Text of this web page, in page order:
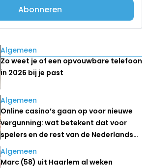
Abonneren
Algemeen
Zo weet je of een opvouwbare telefoon
in 2026 bij je past
Algemeen
Online casino’s gaan op voor nieuwe
vergunning: wat betekent dat voor
spelers en de rest van de Nederlandse
kansspelmarkt?
Algemeen
Marc (58) uit Haarlem al weken